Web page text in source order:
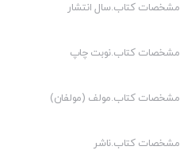
مشخصات کتاب.سال انتشار
مشخصات کتاب.نوبت چاپ
مشخصات کتاب.مولف (مولفان)
مشخصات کتاب.ناشر